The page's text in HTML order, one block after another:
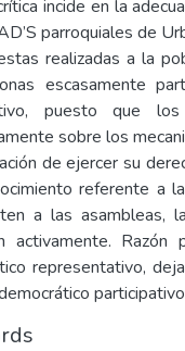
incide en la
parroquiales de
realizadas a la
escasamente
puesto que
sobre los
de ejercer su
referente a
a las asambleas,
activamente.
representativo,